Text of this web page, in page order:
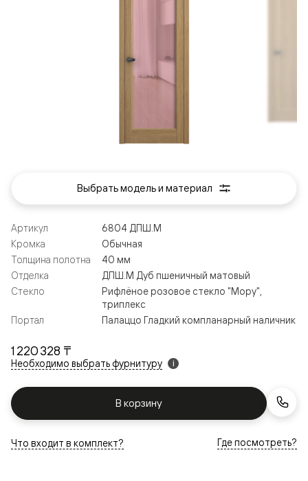
1 220 328 ₸
Необходимо выбрать фурнитуру i
В корзину
Артикул
6804 ДПШ.М
Кромка
Обычная
Толщина полотна
40 мм
Отделка
ДПШ.М Дуб пшеничный матовый
Стекло
Рифлёное розовое стекло "Мору",
триплекс
Портал
Палаццо Гладкий компланарный наличник
Что входит в комплект? Где посмотреть?
Выбрать модель и материал